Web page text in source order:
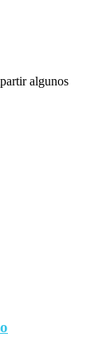
algunos